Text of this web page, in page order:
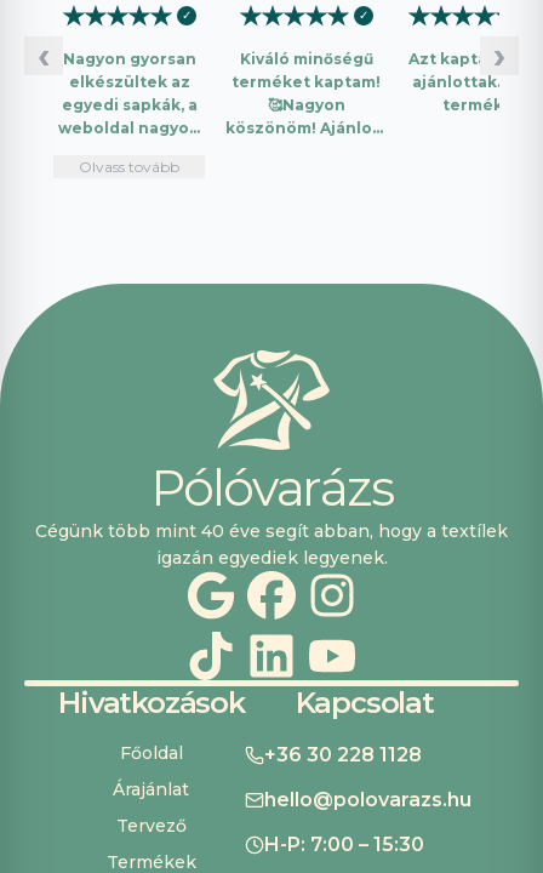
‹
★★★★★ ✓
Nagyon gyorsan
elkészültek az
egyedi sapkák, a
weboldal nagyon
használni.
fogok innen
Olvass tovább
★★★★★ ✓
Kiváló minőségű
terméket kaptam!
🥰Nagyon
köszönöm! Ajánlom
★★★★★
Azt kaptam amit
ajánlottak. Jó a
termék.
›
Pólóvarázs
Cégünk több mint 40 éve segít abban, hogy a textílek
igazán egyediek legyenek.
Hivatkozások
Főoldal
Árajánlat
Tervező
Termékek
Kapcsolat
+36 30 228 1128
hello@polovarazs.hu
H-P: 7:00 – 15:30